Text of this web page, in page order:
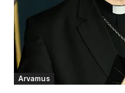
Arvamus